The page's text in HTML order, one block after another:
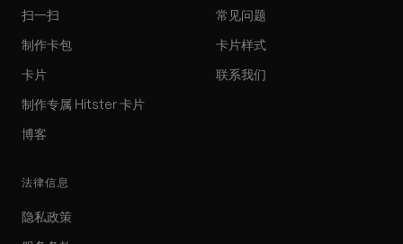
扫一扫
制作卡包
卡片
制作专属 Hitster 卡片
博客
常见问题
卡片样式
联系我们
法律信息
隐私政策